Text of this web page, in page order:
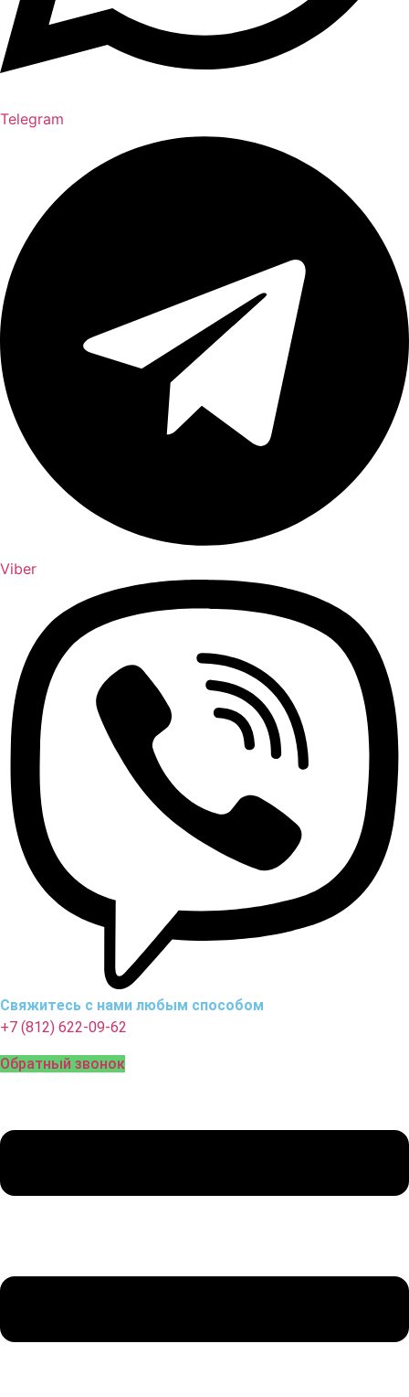
Telegram
Viber
Свяжитесь с нами любым способом
+7 (812) 622-09-62
Обратный звонок